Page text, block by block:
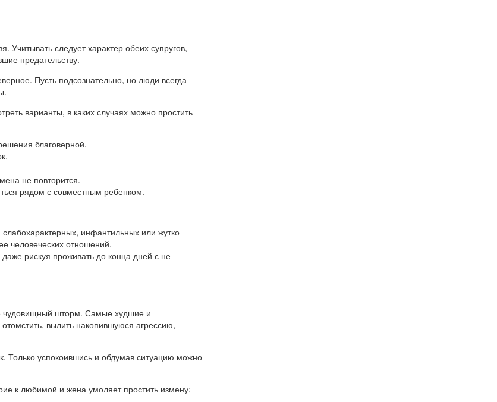
следует характер обеих супругов,
предательству.
Пусть подсознательно, но люди всегда
варианты, в каких случаях можно простить
благоверной.
не повторится.
рядом с совместным ребенком.
инфантильных или жутко
человеческих отношений.
рискуя проживать до конца дней с не
чудовищный шторм. Самые худшие и
вылить накопившуюся агрессию,
Только успокоившись и обдумав ситуацию можно
к любимой и жена умоляет простить измену: